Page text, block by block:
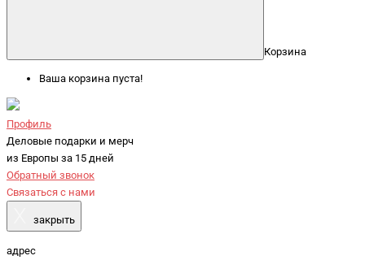
Корзина
Ваша корзина пуста!
Профиль
Деловые подарки и мерч
из Европы за 15 дней
Обратный звонок
Связаться с нами
закрыть
адрес